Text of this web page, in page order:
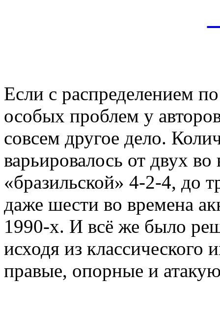
Если с распределением
особых проблем у
совсем другое дело.
варьировалось от двух
«бразильской» 4-2-4, до
даже шести во времена
1990-х. И всё же было
исходя из классического
правые, опорные и